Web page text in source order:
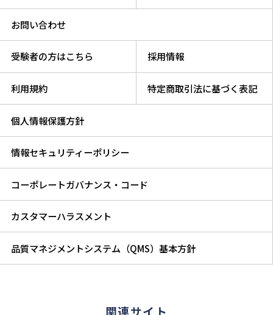
お問い合わせ
受験者の方はこちら 採用情報
利用規約 特定商取引法に基づく表記
個人情報保護方針
情報セキュリティーポリシー
コーポレートガバナンス・コード
カスタマーハラスメント
品質マネジメントシステム（QMS）基本方針
関連サイト